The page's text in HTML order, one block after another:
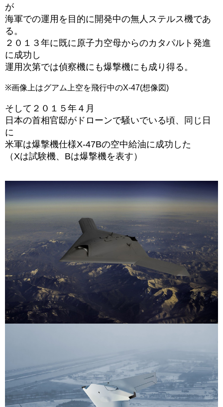
が
海軍での運用を目的に開発中の無人ステルス機であ
る。
２０１３年に既に原子力空母からのカタパルト発進
に成功し
運用次第では偵察機にも爆撃機にも成り得る。
※画像上はグアム上空を飛行中のX-47(想像図)
そして２０１５年４月
日本の首相官邸がドローンで騒いでいる頃、同じ日
に
米軍は爆撃機仕様X-47Bの空中給油に成功した
（Xは試験機、Bは爆撃機を表す）